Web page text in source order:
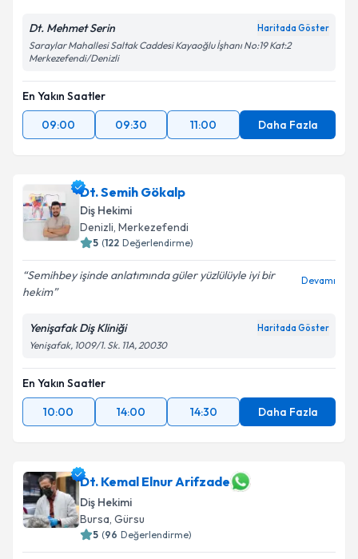
Dt. Mehmet Serin Haritada Göster
Saraylar Mahallesi Saltak Caddesi Kayaoğlu İşhanı No:19 Kat:2
Merkezefendi/Denizli
En Yakın Saatler
09:00
09:30 11:00 Daha Fazla
Dt. Semih Gökalp
Diş Hekimi
Denizli, Merkezefendi
5 (122 Değerlendirme)
Semihbey işinde anlatımında güler yüzlülüyle iyi bir
hekim
Devamı
Yenişafak Diş Kliniği Haritada Göster
Yenişafak, 1009/1. Sk. 11A, 20030
En Yakın Saatler
10:00
14:00 14:30 Daha Fazla
Dt. Kemal Elnur Arifzade
Diş Hekimi
Bursa, Gürsu
5 (96 Değerlendirme)